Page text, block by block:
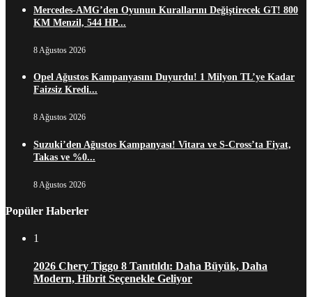
Mercedes-AMG’den Oyunun Kurallarını Değiştirecek GT! 800
KM Menzil, 544 HP...
8 Ağustos 2026
Opel Ağustos Kampanyasını Duyurdu! 1 Milyon TL’ye Kadar
Faizsiz Kredi...
8 Ağustos 2026
Suzuki’den Ağustos Kampanyası! Vitara ve S-Cross’ta Fiyat,
Takas ve %0...
8 Ağustos 2026
Popüler Haberler
1
2026 Chery Tiggo 8 Tanıtıldı: Daha Büyük, Daha
Modern, Hibrit Seçenekle Geliyor